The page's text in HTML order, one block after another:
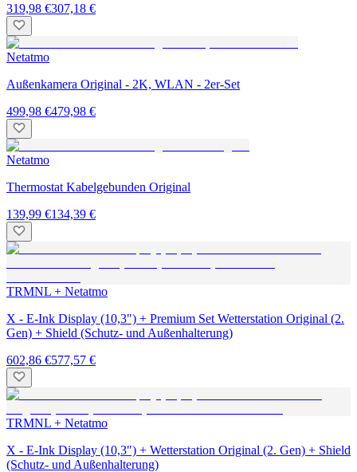
319,98 €307,18 €
Netatmo
Außenkamera Original - 2K, WLAN - 2er-Set
499,98 €479,98 €
Netatmo
Thermostat Kabelgebunden Original
139,99 €134,39 €
TRMNL + Netatmo
X - E-Ink Display (10,3") + Premium Set Wetterstation Original (2.
Gen) + Shield (Schutz- und Außenhalterung)
602,86 €577,57 €
TRMNL + Netatmo
X - E-Ink Display (10,3") + Wetterstation Original (2. Gen) + Shield
(Schutz- und Außenhalterung)